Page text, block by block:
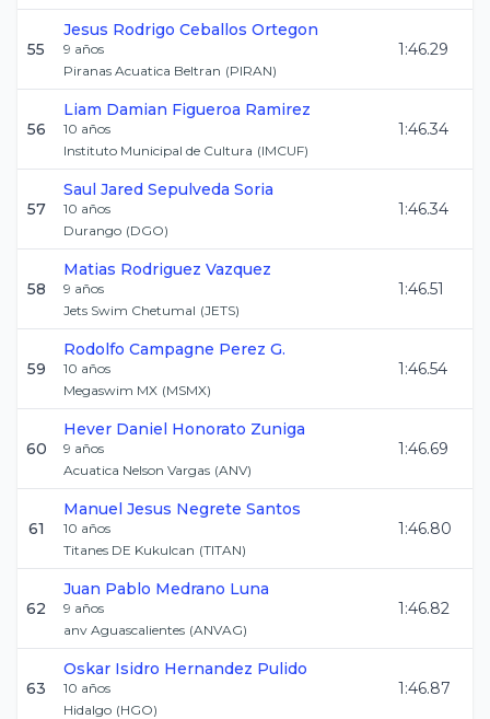
55
Jesus Rodrigo Ceballos Ortegon
9 años
Piranas Acuatica Beltran (PIRAN)
1:46.29
56
Liam Damian Figueroa Ramirez
10 años
Instituto Municipal de Cultura (IMCUF)
1:46.34
57
Saul Jared Sepulveda Soria
10 años
Durango (DGO)
1:46.34
58
Matias Rodriguez Vazquez
9 años
Jets Swim Chetumal (JETS)
1:46.51
59
Rodolfo Campagne Perez G.
10 años
Megaswim MX (MSMX)
1:46.54
60
Hever Daniel Honorato Zuniga
9 años
Acuatica Nelson Vargas (ANV)
1:46.69
61
Manuel Jesus Negrete Santos
10 años
Titanes DE Kukulcan (TITAN)
1:46.80
62
Juan Pablo Medrano Luna
9 años
anv Aguascalientes (ANVAG)
1:46.82
63
Oskar Isidro Hernandez Pulido
10 años
Hidalgo (HGO)
1:46.87